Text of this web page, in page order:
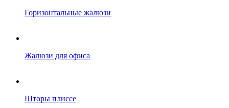
Горизонтальные жалюзи
Жалюзи для офиса
Шторы плиссе